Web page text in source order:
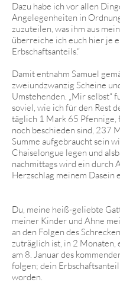
Dazu habe ich vor allen
Angelegenheiten in
zuzuteilen, was ihm aus
überreiche ich euch hier je
Erbschaftsanteils.“
Damit entnahm Samuel
zweiundzwanzig Scheine
Umstehenden. „Mir selbst“
soviel, wie ich für den Rest
täglich 1 Mark 65 Pfennige,
noch beschieden sind, 237
Summe aufgebraucht sein
Chaiselongue legen und
nachmittags wird ein durch
Herzschlag meinem Dasein
Du, meine heiß-geliebte
meiner Kinder und Ahne
an den Folgen des
zuträglich ist, in 2 Monaten,
am 8. Januar des
folgen; dein
worden.